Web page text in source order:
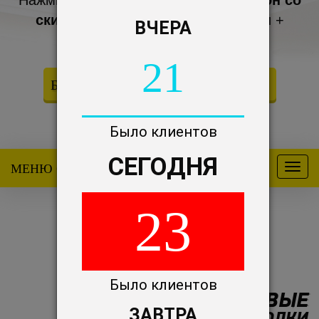
скидкой 63%
на натяжные потолки +
БЕСПЛАТНО ПОЛУЧИТЬ КУПОН!
Осталось купонов: 8
Меню
МЕНЮ САЙТА
МНОГОУРОВНЕВЫЕ
ВЧЕРА
21
Было клиентов
СЕГОДНЯ
23
Было клиентов